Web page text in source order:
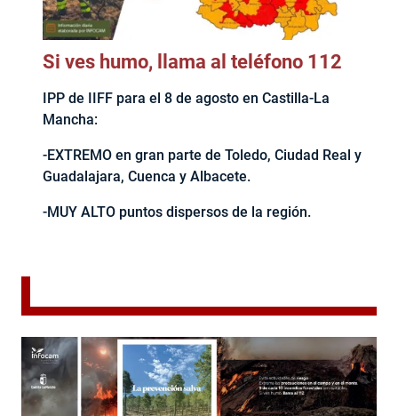
Si ves humo, llama al teléfono 112
IPP de IIFF para el 8 de agosto en Castilla-La
Mancha:
-EXTREMO en gran parte de Toledo, Ciudad Real y
Guadalajara, Cuenca y Albacete.
-MUY ALTO puntos dispersos de la región.